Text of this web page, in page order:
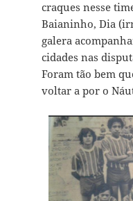
craques nesse
Baianinho, Dia
galera
cidades nas
Foram tão bem
voltar a por o